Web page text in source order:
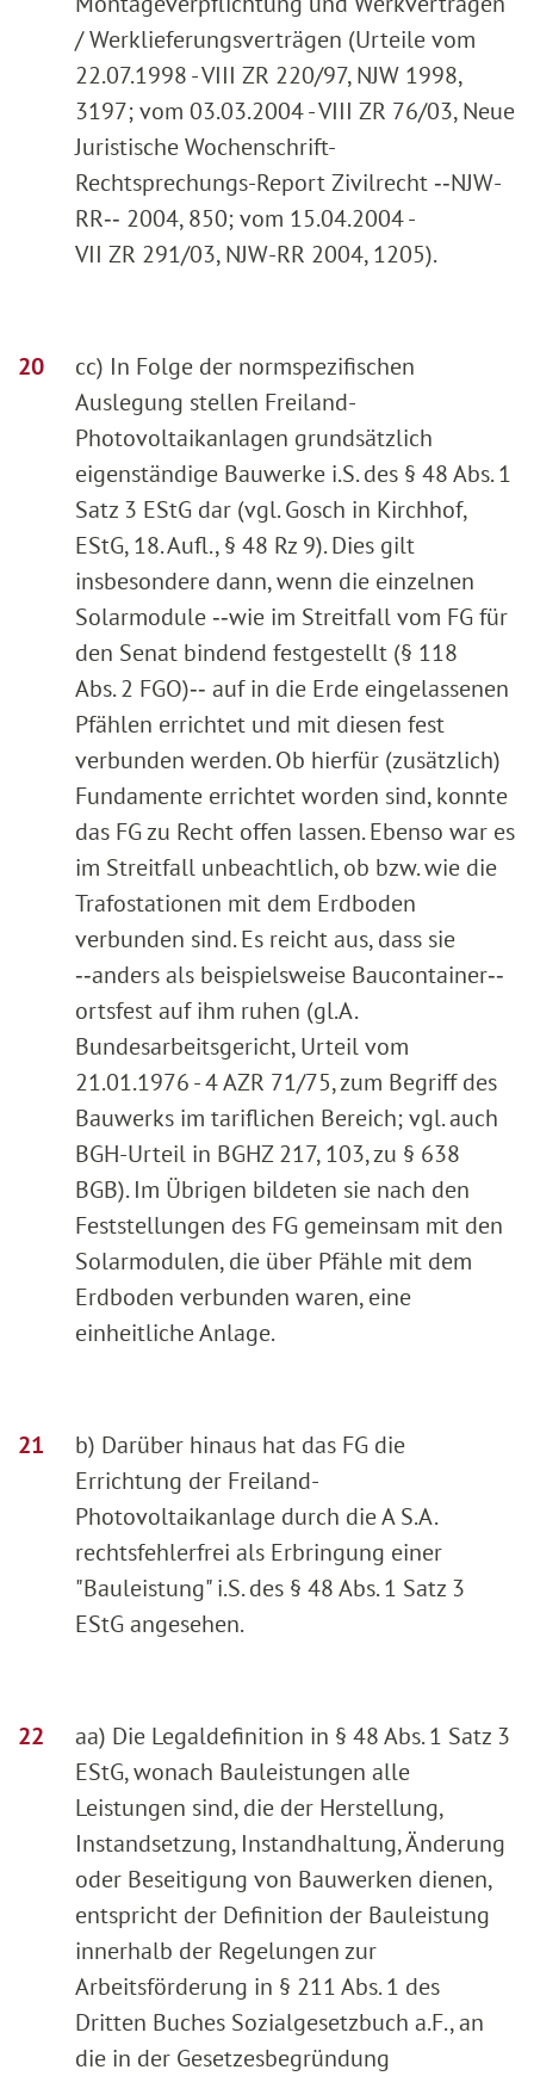
/ Werklieferungsverträgen (Urteile vom
22.07.1998 - VIII ZR 220/97, NJW 1998,
3197; vom 03.03.2004 - VIII ZR 76/03, Neue
Juristische Wochenschrift-
Rechtsprechungs-Report Zivilrecht ‑‑NJW-
RR‑‑ 2004, 850; vom 15.04.2004 -
VII ZR 291/03, NJW-RR 2004, 1205).
cc) In Folge der normspezifischen
Auslegung stellen Freiland-
Photovoltaikanlagen grundsätzlich
eigenständige Bauwerke i.S. des § 48 Abs. 1
Satz 3 EStG dar (vgl. Gosch in Kirchhof,
EStG, 18. Aufl., § 48 Rz 9). Dies gilt
insbesondere dann, wenn die einzelnen
Solarmodule ‑‑wie im Streitfall vom FG für
den Senat bindend festgestellt (§ 118
Abs. 2 FGO)‑‑ auf in die Erde eingelassenen
Pfählen errichtet und mit diesen fest
verbunden werden. Ob hierfür (zusätzlich)
Fundamente errichtet worden sind, konnte
das FG zu Recht offen lassen. Ebenso war es
im Streitfall unbeachtlich, ob bzw. wie die
Trafostationen mit dem Erdboden
verbunden sind. Es reicht aus, dass sie
‑‑anders als beispielsweise Baucontainer‑‑
ortsfest auf ihm ruhen (gl.A.
Bundesarbeitsgericht, Urteil vom
21.01.1976 - 4 AZR 71/75, zum Begriff des
Bauwerks im tariflichen Bereich; vgl. auch
BGH-Urteil in BGHZ 217, 103, zu § 638
BGB). Im Übrigen bildeten sie nach den
Feststellungen des FG gemeinsam mit den
Solarmodulen, die über Pfähle mit dem
Erdboden verbunden waren, eine
einheitliche Anlage.
b) Darüber hinaus hat das FG die
Errichtung der Freiland-
Photovoltaikanlage durch die A S.A.
rechtsfehlerfrei als Erbringung einer
"Bauleistung" i.S. des § 48 Abs. 1 Satz 3
EStG angesehen.
aa) Die Legaldefinition in § 48 Abs. 1 Satz 3
EStG, wonach Bauleistungen alle
Leistungen sind, die der Herstellung,
Instandsetzung, Instandhaltung, Änderung
oder Beseitigung von Bauwerken dienen,
entspricht der Definition der Bauleistung
innerhalb der Regelungen zur
Arbeitsförderung in § 211 Abs. 1 des
Dritten Buches Sozialgesetzbuch a.F., an
die in der Gesetzesbegründung